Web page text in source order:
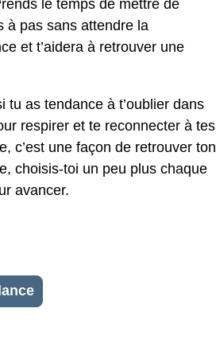
le temps de mettre de
à pas sans attendre la
et t’aidera à retrouver une
tu as tendance à t’oublier dans
respirer et te reconnecter à tes
c’est une façon de retrouver ton
choisis-toi un peu plus chaque
avancer.